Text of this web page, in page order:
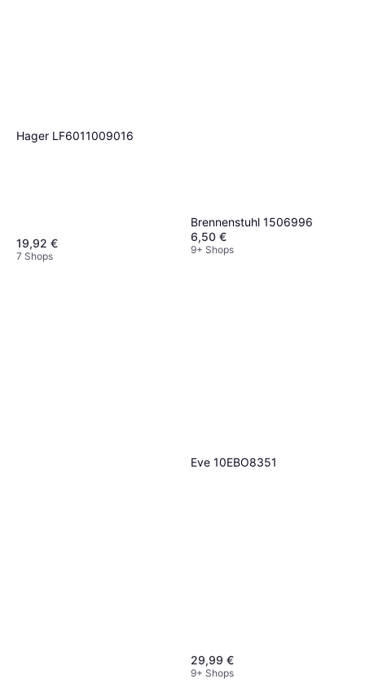
Hager LF6011009016
19,92 €
7 Shops
Brennenstuhl 1506996
6,50 €
9+ Shops
Eve 10EBO8351
29,99 €
9+ Shops